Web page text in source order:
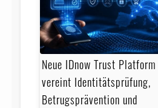
Neue IDnow Trust Platform
vereint Identitätsprüfung,
Betrugsprävention und